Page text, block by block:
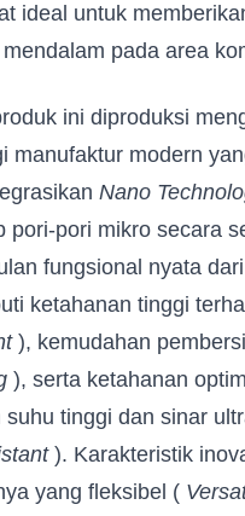
ideal untuk
pada area
ini diproduksi
manufaktur modern
Nano
pori-pori mikro secara
fungsional nyata
ketahanan tinggi
), kemudahan
), serta ketahanan
suhu tinggi dan sinar
). Karakteristik
yang fleksibel (